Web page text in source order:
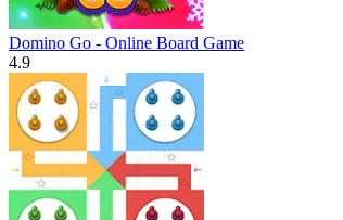
Domino Go - Online Board Game
4.9